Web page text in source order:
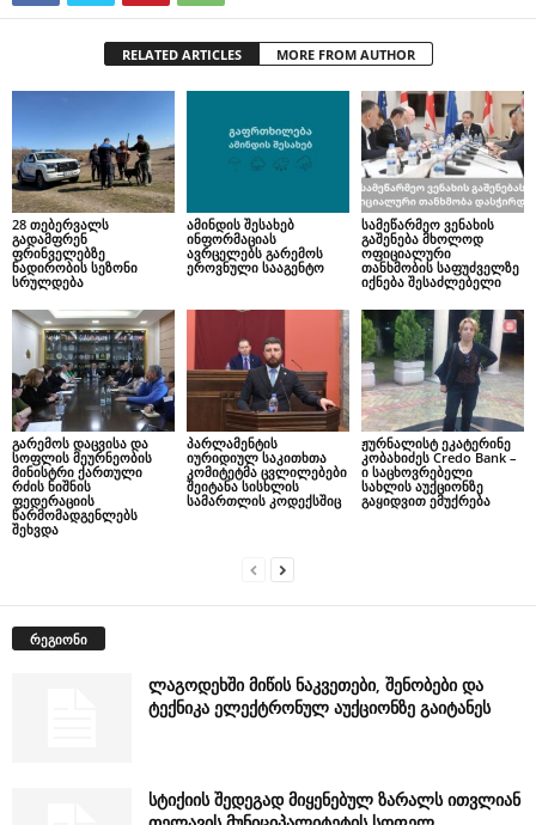
RELATED ARTICLES MORE FROM AUTHOR
28 თებერვალს
გადამფრენ
ფრინველებზე
ნადირობის სეზონი
სრულდება
ამინდის შესახებ
ინფორმაციას
ავრცელებს გარემოს
ეროვნული სააგენტო
სამეწარმეო ვენახის
გაშენება მხოლოდ
ოფიციალური
თანხმობის საფუძველზე
იქნება შესაძლებელი
გარემოს დაცვისა და
სოფლის მეურნეობის
მინისტრი ქართული
რძის ნიშნის
ფედერაციის
წარმომადგენლებს
შეხვდა
პარლამენტის
იურიდიულ საკითხთა
კომიტეტმა ცვლილებები
შეიტანა სისხლის
სამართლის კოდექსშიც
ჟურნალისტ ეკატერინე
კობახიძეს Credo Bank –
ი საცხოვრებელი
სახლის აუქციონზე
გაყიდვით ემუქრება
რეგიონი
ლაგოდეხში მიწის ნაკვეთები, შენობები და
ტექნიკა ელექტრონულ აუქციონზე გაიტანეს
სტიქიის შედეგად მიყენებულ ზარალს ითვლიან